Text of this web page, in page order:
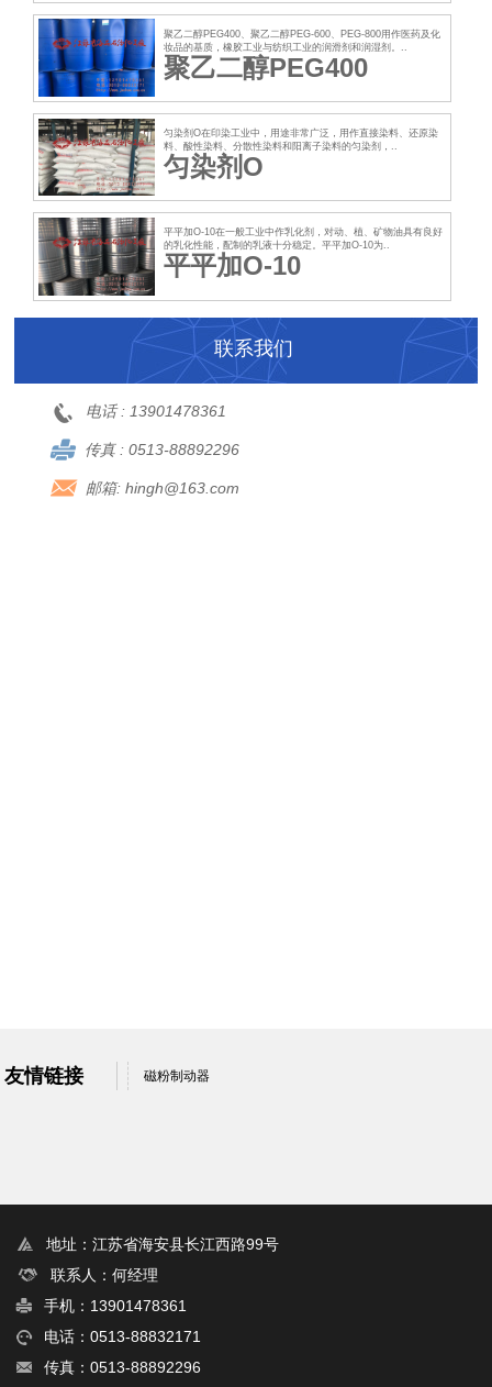
聚乙二醇PEG400、聚乙二醇PEG-600、PEG-800用作医药及化
妆品的基质，橡胶工业与纺织工业的润滑剂和润湿剂。..
聚乙二醇PEG400
匀染剂O在印染工业中，用途非常广泛，用作直接染料、还原染
料、酸性染料、分散性染料和阳离子染料的匀染剂，..
匀染剂O
平平加O-10在一般工业中作乳化剂，对动、植、矿物油具有良好
的乳化性能，配制的乳液十分稳定。平平加O-10为..
平平加O-10
联系我们
电话 : 13901478361
传真 :0513-88892296
邮箱:hingh@163.com
友情链接 磁粉制动器
地址：江苏省海安县长江西路99号
联系人：何经理
手机：13901478361
电话：0513-88832171
传真：0513-88892296